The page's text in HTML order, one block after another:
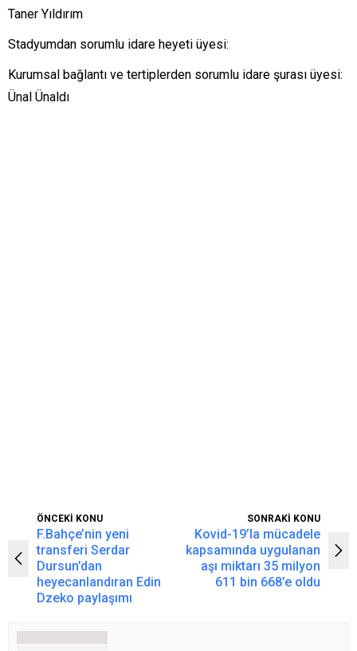
Taner Yıldırım
Stadyumdan sorumlu idare heyeti üyesi:
Kurumsal bağlantı ve tertiplerden sorumlu idare şurası üyesi:
Ünal Ünaldı
ÖNCEKİ KONU
F.Bahçe’nin yeni
transferi Serdar
Dursun’dan
heyecanlandıran Edin
Dzeko paylaşımı
SONRAKİ KONU
Kovid-19’la mücadele
kapsamında uygulanan
aşı miktarı 35 milyon
611 bin 668’e oldu